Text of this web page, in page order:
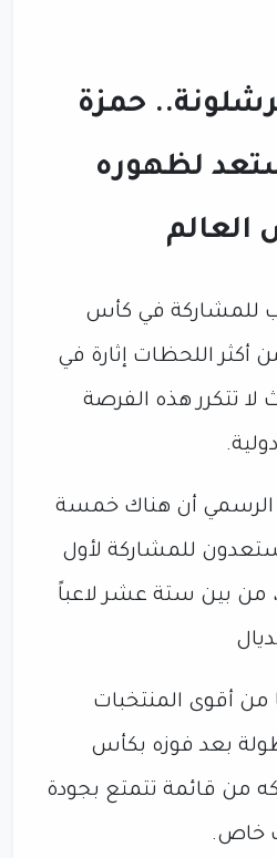
حمزة
لظهوره
العالم
للمشاركة في كأس
أكثر اللحظات إثارة في
لا تتكرر هذه الفرصة
الرسمي أن هناك خمسة
للمشاركة لأول
من بين ستة عشر لاعباً
من أقوى المنتخبات
بعد فوزه بكأس
بما تمتلكه من قائمة تتمتع بجودة
خاص.